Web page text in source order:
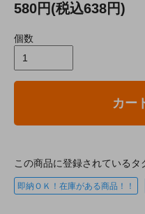
580円(税込638円)
個数
カー
この商品に登録されているタ
即納ＯＫ！在庫がある商品！！